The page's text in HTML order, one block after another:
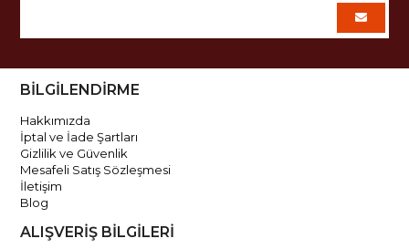
BİLGİLENDİRME
Hakkımızda
İptal ve İade Şartları
Gizlilik ve Güvenlik
Mesafeli Satış Sözleşmesi
İletişim
Blog
ALIŞVERİŞ BİLGİLERİ